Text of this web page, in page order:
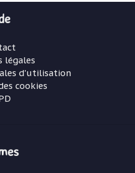
légales
d'utilisation
cookies